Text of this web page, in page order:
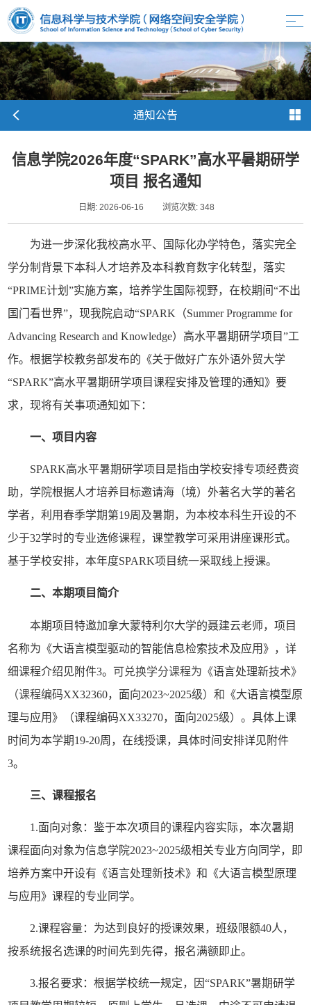
通知公告
信息学院2026年度“SPARK”高水平暑期研学
项目 报名通知
日期: 2026-06-16 浏览次数: 348
为进一步深化我校高水平、国际化办学特色，落实完全
学分制背景下本科人才培养及本科教育数字化转型，落实
“PRIME计划”实施方案，培养学生国际视野，在校期间“不出
国门看世界”，现我院启动“SPARK（Summer Programme for
Advancing Research and Knowledge）高水平暑期研学项目”工
作。根据学校教务部发布的 《关于做好广东外语外贸大学
“SPARK”高水平暑期研学项目课程安排及管理的通知》要
求，现将有关事项通知如下：
一、项目内容
SPARK高水平暑期研学项目是指由学校安排专项经费资
助，学院根据人才培养目标邀请海（境）外著名大学的著名
学者，利用春季学期第19周 及暑期，为本校本科生开设的不
少于32学时的专业选修课程，课堂教学可采用讲座课形式。
基于学校安排，本年度SPARK项目统一采取线上授课。
二、本期项目简介
本期项目特邀加拿大蒙特利尔大学的聂建云老师，项目
名称为《大语言模型驱动的智能信息检索技术及应用 》，详
细课程介绍见 附件3。 可兑换学分课程为 《语言处理新技术》
（课程编码XX32360，面向2023~2025级）和 《大语言模型原
理与应用 》（课程编码XX33270，面向2025级）。具体上课
时间为本学期19-20周，在线授课，具体时间安排详见附件
3。
三、课程报名
1.面向对象：鉴于本次项目 的课程内容实际，本次暑期
课程面向对象为信息学院2023~2025级相关专业方向同学，即
培养方案中开设有 《语言处理新技术》和《大语言模型原理
与应用 》课程的专业 同学。
2.课程容量：为达到良好的授课效果，班级限额40人 ，
按系统报名选课的时间 先到先得，报名满额即止。
3.报名要求：根据学校统一规定，因“SPARK”暑期研学